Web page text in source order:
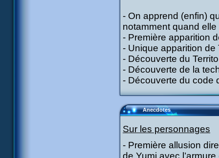
- On apprend (enfin)
notamment quand
- Première apparition
- Unique apparition de
- Découverte du
- Découverte de la
- Découverte du code
Anecdotes
Sur les personnages
- Première allusion
de Yumi avec